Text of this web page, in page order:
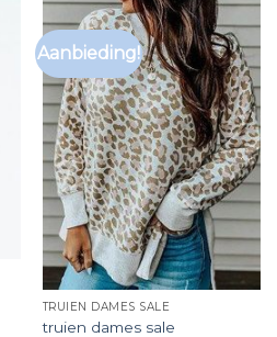
Aanbieding!
TRUIEN DAMES SALE
truien dames sale